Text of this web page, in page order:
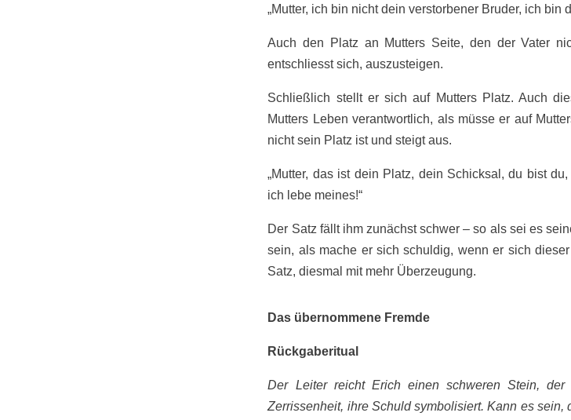
„Mutter, ich bin nicht dein verstorbener Bruder, ich bin
Auch den Platz an Mutters Seite, den der Vater
entschliesst sich, auszusteigen.
Schließlich stellt er sich auf Mutters Platz. Auch
Mutters Leben verantwortlich, als müsse er auf
nicht sein Platz ist und steigt aus.
„Mutter, das ist dein Platz, dein Schicksal, du bist
ich lebe meines!“
Der Satz fällt ihm zunächst schwer – so als sei es
sein, als mache er sich schuldig, wenn er sich
Satz, diesmal mit mehr Überzeugung.
Das übernommene Fremde
Rückgaberitual
Der Leiter reicht Erich einen schweren Stein, der
Zerrissenheit, ihre Schuld symbolisiert. Kann es sein,